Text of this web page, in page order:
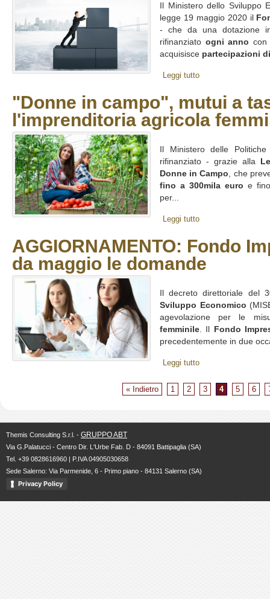
Il Ministero dello Sviluppo
legge 19 maggio 2020 il
- che da una dotazione
rifinanziato ogni anno
acquisisce partecipazioni
Leggi tutto
"Donne in campo", mutui a
l'imprenditoria agricola
Il Ministero delle
rifinanziato - grazie alla
Donne in Campo, che
fino a 300mila euro e
per...
Leggi tutto
AGGIORNAMENTO: Fondo
da maggio le domande
Il decreto direttoriale del
Sviluppo Economico
agevolazione per le
femminile. Il
Fondo
precedentemente in due
Leggi tutto
« Indietro 1 2 3 4 5 6
Themis Consulting S.r.l. - GRUPPO ABT
Via G.Palatucci - Centro Dir. L'Urbe Fab. D - 84091 Battipaglia (SA)
Tel. +39 0828616960 | P.IVA 04905030658
Sede Salerno: Via Parmenide, 6 - Primo piano - 84131 Salerno (SA)
Privacy Policy